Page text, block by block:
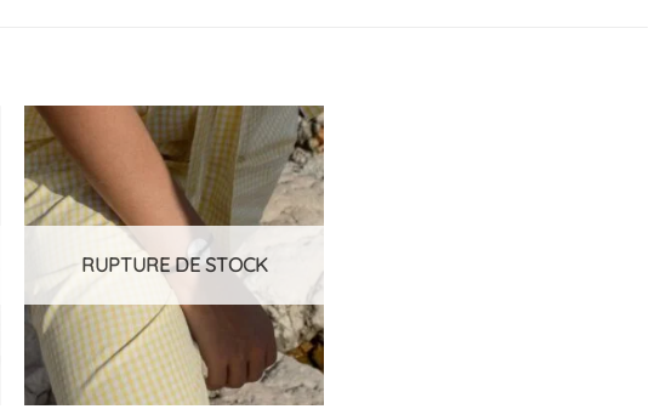
Ajouter
à la
liste
d’envies
RUPTURE DE STOCK